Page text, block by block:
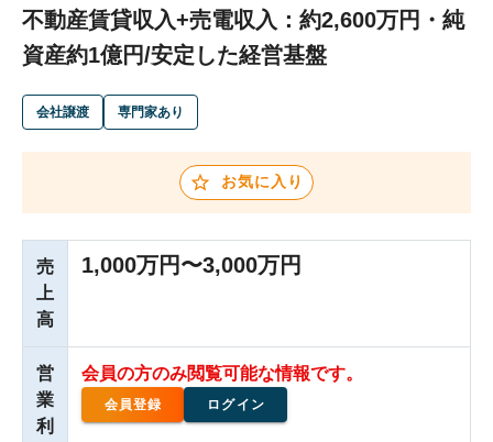
成約事例
M&A専門家の方へ
不動産賃貸収入+売電収入：約2,600万円・純
資産約1億円/安定した経営基盤
会社譲渡 専門家あり
お気に入り
売
上
高
1,000万円〜3,000万円
営
業
利
会員の方のみ閲覧可能な情報です。
会員登録 ログイン